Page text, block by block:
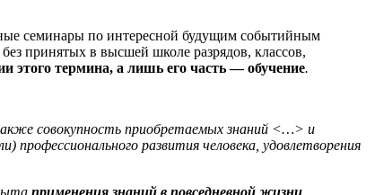
семинары по интересной будущим событийным
принятых в высшей школе разрядов, классов,
этого термина, а лишь его часть — обучение.
совокупность приобретаемых знаний <…> и
профессионального развития человека, удовлетворения